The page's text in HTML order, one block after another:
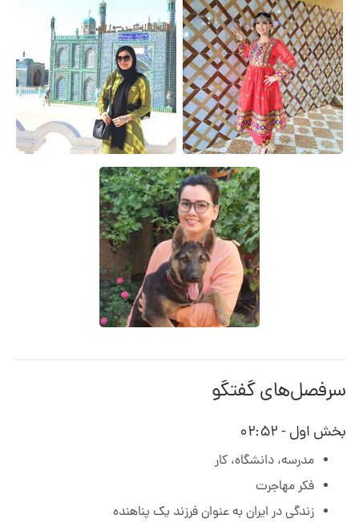
سرفصل‌های گفتگو
بخش اول - ۰۲:۵۲
مدرسه، دانشگاه، کار
فکر مهاجرت
زندگی در ایران به عنوان فرزند یک پناهنده